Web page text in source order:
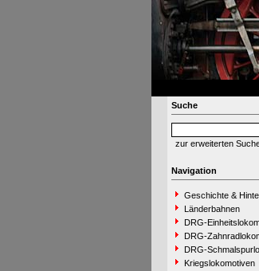
Suche
zur erweiterten
Navigation
Geschichte &
Länderbahnen
DRG-
DRG-
DRG-
Kriegslokomotiven